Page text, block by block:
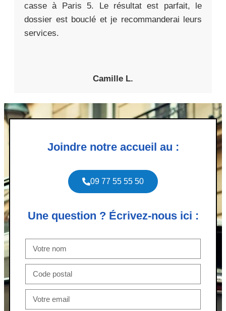
casse à Paris 5. Le résultat est parfait, le
dossier est bouclé et je recommanderai leurs
services.
Camille L.
Joindre notre accueil au :
09 77 55 55 50
Une question ? Écrivez-nous ici :